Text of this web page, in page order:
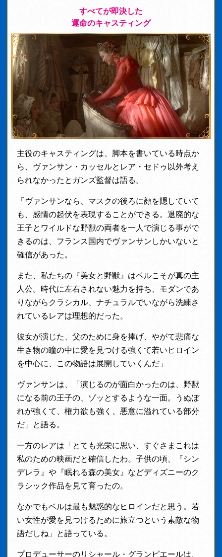
すべてが即決した
運命のキャスティング
主役のキャスティングは、脚本を書いている時点か
ら、ヴァンサン・カッセルとレア・セドゥ以外考え
られなかったとガンズ監督は語る。
「ヴァンサンなら、マスクの後ろに顔を隠していて
も、感情の起伏を表現することができる。退廃的な
王子とワイルドな野獣の両者を一人で演じる事がで
きるのは、フランス国内でヴァンサンしかいないと
確信があった。
また、私たちの『美女と野獣』はベルこそが真の主
人公。時代に左右されない魅力を持ち、モダンであ
りながらクラシカル、ナチュラルでいながら洗練さ
れているレアは理想的だった。
彼女が演じた、父のために身を捧げ、やがて悲痛な
生き物の瞳の中に愛を見つける強くて若いヒロイン
を中心に、この物語は展開していくんだ」
ヴァンサンは、「演じるのが面白かったのは、野獣
になる前の王子の、ゾッとするような一面。うぬぼ
れが強くて、権力欲も強く、悪意に溢れている部分
だ」と語る。
一方のレアは「とても光栄に思い、すぐさまこれは
私のための映画だと確信したわ。子供の頃、『シン
デレラ』や『眠れる森の美女』などディズニーのク
ラシック作品を見て育ったの。
なかでもベルは最も魅惑的なヒロインだと思う。若
い女性が愛を見つけるために旅立つという素敵な物
語だしね」と語っている。
プロデューサーのリシャール・グランピエールは、